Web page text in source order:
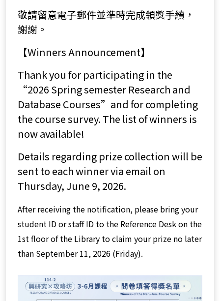
敬請留意電子郵件並準時完成領獎手續，
謝謝。
【Winners Announcement】
Thank you for participating in the
“2026 Spring semester Research and
Database Courses”and for completing
the course survey. The list of winners is
now available!
Details regarding prize collection will be
sent to each winner via email on
Thursday, June 9, 2026.
After receiving the notification, please bring your
student ID or staff ID to the Reference Desk on the
1st floor of the Library to claim your prize no later
than September 11, 2026 (Friday).